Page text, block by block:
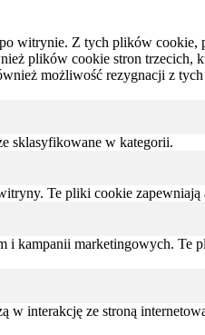
witrynie. Z tych plików cookie,
plików cookie stron trzecich,
możliwość rezygnacji z
sklasyfikowane w kategorii.
Te pliki cookie
kampanii marketingowych.
interakcję ze stroną